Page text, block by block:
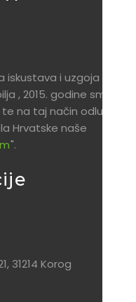
iskustava i uzgoja
, 2015. godine smo
na taj način odlučili
Hrvatske naše
".
31214 Korog